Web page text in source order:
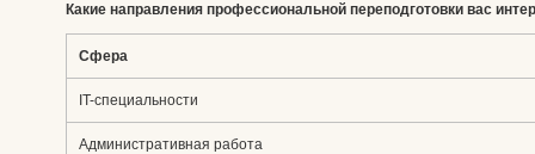
Какие направления профессиональной переподготовки вас
Сфера
IT-специальности
Административная работа